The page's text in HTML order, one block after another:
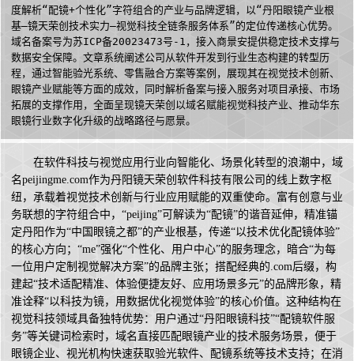
度解析“配镜+个性化”字符组合的产业与品牌逻辑，以“丹阳眼镜产业根
基—镜天荣创技术实力—视觉科技全链条服务体系”的定位传递核心优势。
域名备案号为苏ICP备20023473号-1，接入商景安提供稳定技术支撑与
数据安全保障。文章系统阐述公司从软件开发到行业生态构建的转型历
程，通过智能验光系统、零售融合方案等案例，展现其在视觉技术创新、
眼镜产业赋能等方面的成效，同时解析备案与接入服务对项目承接、市场
拓展的支撑作用，全面呈现镜天荣创以域名赋能视觉科技产业、推动华东
眼镜行业数字化升级的战略路径与愿景。
在软件科技与视觉应用行业向智能化、场景化转型的浪潮中，域
名peijingme.com作为丹阳镜天荣创软件科技有限公司的线上数字枢
纽，承载着视觉技术创新与行业应用赋能的双重使命。富有创意与业
务联想的字符组合中，“peijing”可解读为“配镜”的谐音延伸，精准锚
定丹阳作为“中国眼镜之都”的产业根基，传递“以技术优化配镜体验”
的核心方向；“me”强化“个性化、用户中心”的服务理念，暗合“为每
一位用户定制视觉解决方案”的品牌主张；搭配经典的.com后缀，构
建起“技术适配精准、体验便捷友好、应用场景多元”的品牌形象，精
准诠释“以科技为镜，用数据优化视觉体验”的核心价值。这种结构在
视觉科技领域具备独特优势：用户通过“丹阳眼镜科技”“配镜软件服
务”等关键词检索时，域名直接匹配眼镜产业的技术服务场景，便于
眼镜企业、视光机构快速获取验光软件、配镜系统等技术支持；在消